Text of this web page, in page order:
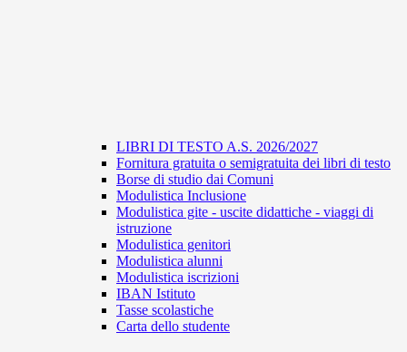
LIBRI DI TESTO A.S. 2026/2027
Fornitura gratuita o semigratuita dei libri di testo
Borse di studio dai Comuni
Modulistica Inclusione
Modulistica gite - uscite didattiche - viaggi di
istruzione
Modulistica genitori
Modulistica alunni
Modulistica iscrizioni
IBAN Istituto
Tasse scolastiche
Carta dello studente